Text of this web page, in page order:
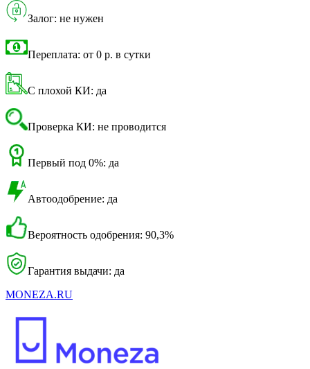
Залог: не нужен
Переплата: от 0 р. в сутки
С плохой КИ: да
Проверка КИ: не проводится
Первый под 0%: да
Автоодобрение: да
Вероятность одобрения: 90,3%
Гарантия выдачи: да
MONEZA.RU